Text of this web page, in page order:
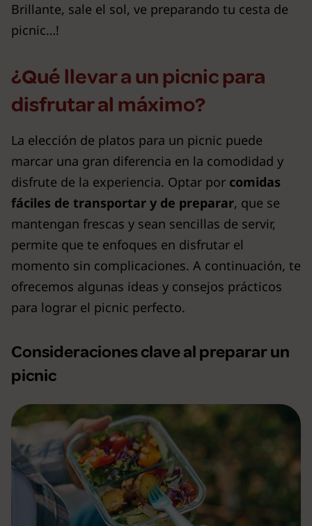
Brillante, sale el sol, ve preparando tu cesta de
picnic…!
¿Qué llevar a un picnic para
disfrutar al máximo?
La elección de platos para un picnic puede
marcar una gran diferencia en la comodidad y
disfrute de la experiencia. Optar por comidas
fáciles de transportar y de preparar, que se
mantengan frescas y sean sencillas de servir,
permite que te enfoques en disfrutar el
momento sin complicaciones. A continuación, te
ofrecemos algunas ideas y consejos prácticos
para lograr el picnic perfecto.
Consideraciones clave al preparar un
picnic